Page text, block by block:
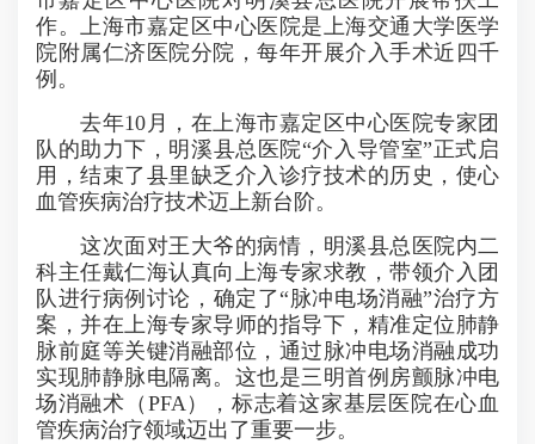
作。上海市嘉定区中心医院是上海交通大学医学
院附属仁济医院分院，每年开展介入手术近四千
例。
去年10月，在上海市嘉定区中心医院专家团
队的助力下，明溪县总医院“介入导管室”正式启
用，结束了县里缺乏介入诊疗技术的历史，使心
血管疾病治疗技术迈上新台阶。
这次面对王大爷的病情，明溪县总医院内二
科主任戴仁海认真向上海专家求教，带领介入团
队进行病例讨论，确定了“脉冲电场消融”治疗方
案，并在上海专家导师的指导下，精准定位肺静
脉前庭等关键消融部位，通过脉冲电场消融成功
实现肺静脉电隔离。这也是三明首例房颤脉冲电
场消融术（PFA），标志着这家基层医院在心血
管疾病治疗领域迈出了重要一步。